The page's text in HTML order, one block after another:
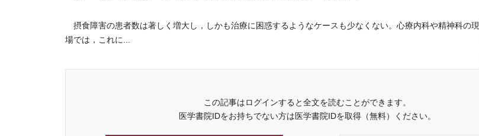
摂食障害の患者数は著しく増大し，しかも治療に困惑するようなケースも少なくない。心療内科や精神科の現
場では，これに...
この記事はログインすると全文を読むことができます。
医学書院IDをお持ちでない方は医学書院IDを取得（無料）ください。